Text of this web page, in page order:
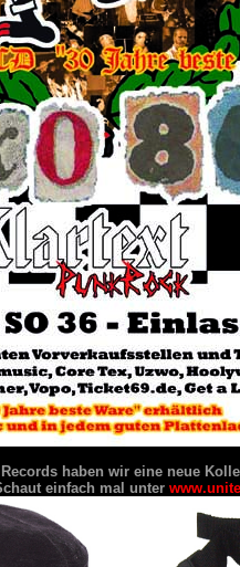
haben wir eine neue
einfach mal unter